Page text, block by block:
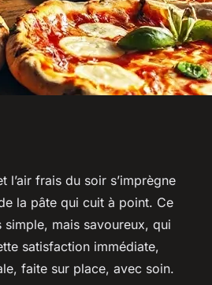
l’air frais du soir s’imprègne
la pâte qui cuit à point. Ce
simple, mais savoureux, qui
satisfaction immédiate,
faite sur place, avec soin.